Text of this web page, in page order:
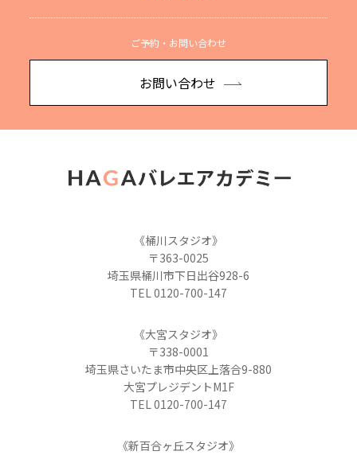
ご予約・お問い合わせ
お問い合わせ
《桶川スタジオ》
〒363-0025
埼玉県桶川市下日出谷928-6
TEL 0120-700-147
《大宮スタジオ》
〒338-0001
埼玉県さいたま市中央区上落合9-880
大宮プレジデントM1F
TEL 0120-700-147
《新百合ヶ丘スタジオ》